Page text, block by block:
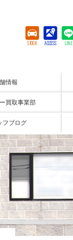
STOCK ACCESS LINE
情報
買取事業部
フブログ